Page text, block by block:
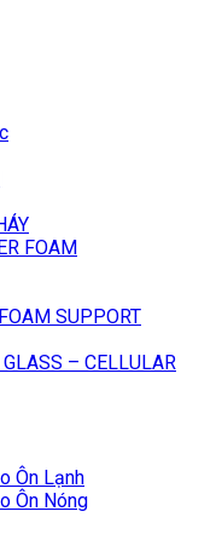
FOAM
SUPPORT
– CELLULAR
Ôn Lạnh
Ôn Nóng